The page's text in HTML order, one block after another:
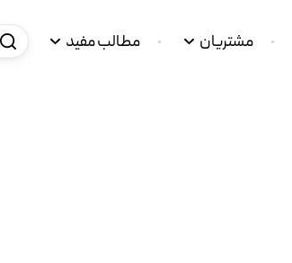
مشتریان مطالب مفید